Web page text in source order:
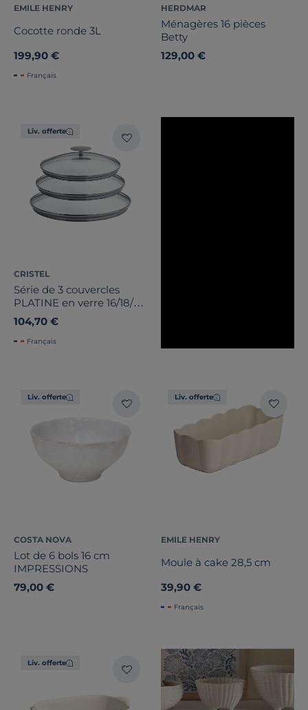
EMILE HENRY
Cocotte ronde 3L
199,90 €
Français
HERDMAR
Ménagères 16 pièces
Betty
129,00 €
Liv. offerte
CRISTEL
Série de 3 couvercles
PLATINE en verre 16/18/20
cm
104,70 €
Français
Liv. offerte
COSTA NOVA
Lot de 6 bols 16 cm
IMPRESSIONS
79,00 €
Liv. offerte
EMILE HENRY
Moule à cake 28,5 cm
39,90 €
Français
Liv. offerte
Hauteur
Note des clients
Pays de fabrication